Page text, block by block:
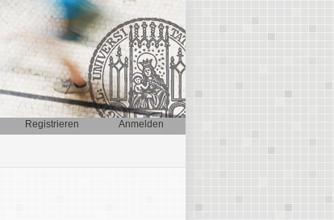
Anmelden
Registrieren